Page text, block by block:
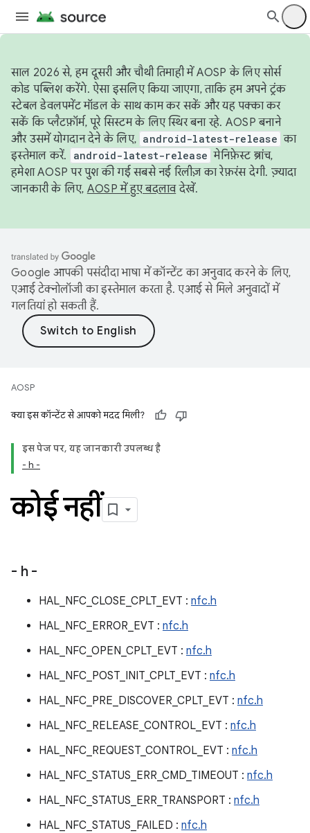
साल 2026 से, हम दूसरी और चौथी तिमाही में AOSP के लिए सोर्स
कोड पब्लिश करेंगे. ऐसा इसलिए किया जाएगा, ताकि हम अपने ट्रंक
स्टेबल डेवलपमेंट मॉडल के साथ काम कर सकें और यह पक्का कर
सकें कि प्लैटफ़ॉर्म, पूरे सिस्टम के लिए स्थिर बना रहे. AOSP बनाने
और उसमें योगदान देने के लिए, android-latest-release का
इस्तेमाल करें.
android-latest-release मेनिफ़ेस्ट ब्रांच,
हमेशा AOSP पर पुश की गई सबसे नई रिलीज़ का रेफ़रंस देगी. ज़्यादा
जानकारी के लिए, AOSP में हुए बदलावदेखें.
Google आपकी पसंदीदा भाषा में कॉन्टेंट का अनुवाद करने के लिए,
एआई टेक्नोलॉजी का इस्तेमाल करता है. एआई से मिले अनुवादों में
गलतियां हो सकती हैं.
AOSP
क्या इस कॉन्टेंट से आपको मदद मिली?
इस पेज पर, यह जानकारी उपलब्ध है
- h -
कोई नहीं
- h -
HAL_NFC_CLOSE_CPLT_EVT : nfc.h
HAL_NFC_ERROR_EVT : nfc.h
HAL_NFC_OPEN_CPLT_EVT : nfc.h
HAL_NFC_POST_INIT_CPLT_EVT : nfc.h
HAL_NFC_PRE_DISCOVER_CPLT_EVT : nfc.h
HAL_NFC_RELEASE_CONTROL_EVT : nfc.h
HAL_NFC_REQUEST_CONTROL_EVT : nfc.h
HAL_NFC_STATUS_ERR_CMD_TIMEOUT : nfc.h
HAL_NFC_STATUS_ERR_TRANSPORT : nfc.h
HAL_NFC_STATUS_FAILED : nfc.h